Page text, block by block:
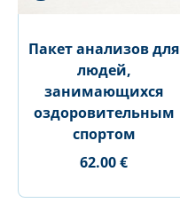
Пакет анализов для
людей,
занимающихся
оздоровительным
спортом
62.00 €